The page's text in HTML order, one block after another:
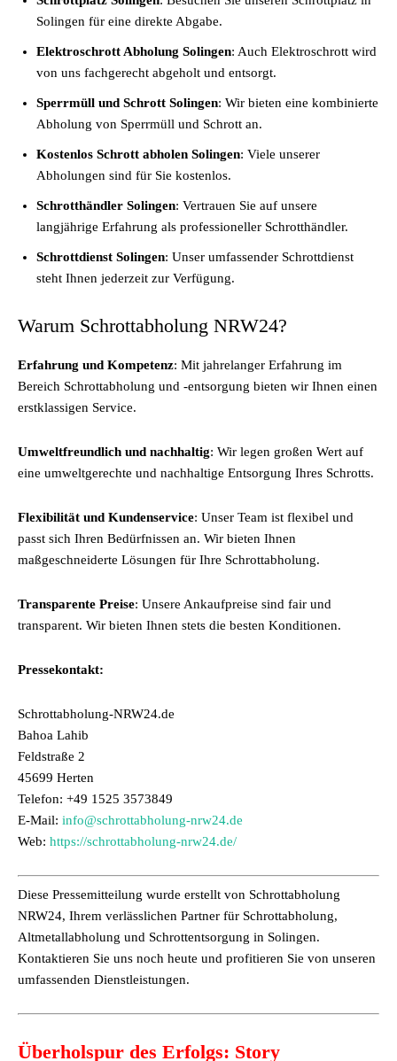
Solingen für eine direkte Abgabe.
Elektroschrott Abholung Solingen: Auch Elektroschrott wird
von uns fachgerecht abgeholt und entsorgt.
Sperrmüll und Schrott Solingen: Wir bieten eine kombinierte
Abholung von Sperrmüll und Schrott an.
Kostenlos Schrott abholen Solingen: Viele unserer
Abholungen sind für Sie kostenlos.
Schrotthändler Solingen: Vertrauen Sie auf unsere
langjährige Erfahrung als professioneller Schrotthändler.
Schrottdienst Solingen: Unser umfassender Schrottdienst
steht Ihnen jederzeit zur Verfügung.
Warum Schrottabholung NRW24?
Erfahrung und Kompetenz: Mit jahrelanger Erfahrung im
Bereich Schrottabholung und -entsorgung bieten wir Ihnen einen
erstklassigen Service.
Umweltfreundlich und nachhaltig: Wir legen großen Wert auf
eine umweltgerechte und nachhaltige Entsorgung Ihres Schrotts.
Flexibilität und Kundenservice: Unser Team ist flexibel und
passt sich Ihren Bedürfnissen an. Wir bieten Ihnen
maßgeschneiderte Lösungen für Ihre Schrottabholung.
Transparente Preise: Unsere Ankaufpreise sind fair und
transparent. Wir bieten Ihnen stets die besten Konditionen.
Pressekontakt:
Schrottabholung-NRW24.de
Bahoa Lahib
Feldstraße 2
45699 Herten
Telefon: +49 1525 3573849
E-Mail: info@schrottabholung-nrw24.de
Web: https://schrottabholung-nrw24.de/
Diese Pressemitteilung wurde erstellt von Schrottabholung
NRW24, Ihrem verlässlichen Partner für Schrottabholung,
Altmetallabholung und Schrottentsorgung in Solingen.
Kontaktieren Sie uns noch heute und profitieren Sie von unseren
umfassenden Dienstleistungen.
Überholspur des Erfolgs: Story